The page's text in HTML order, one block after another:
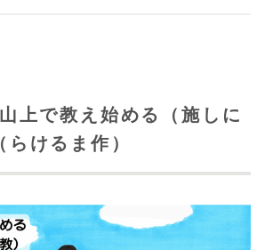
上で教え始める（施しに
けるま作）